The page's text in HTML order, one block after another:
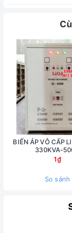
BIẾN ÁP VÔ CẤP
330KVA-
1₫
So sánh